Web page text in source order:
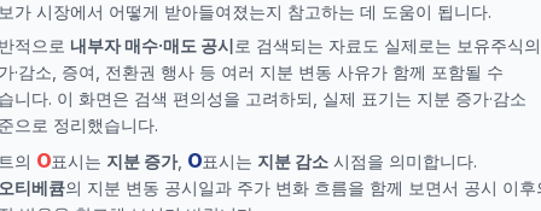
가 시장에서 어떻게 받아들여졌는지 참고하는 데 도움이 됩니다.
적으로 내부자 매수·매도 공시로 검색되는 자료도 실제로는 보유주식의
·감소, 증여, 전환권 행사 등 여러 지분 변동 사유가 함께 포함될 수
니다. 이 화면은 검색 편의성을 고려하되, 실제 표기는 지분 증가·감소
으로 정리했습니다.
의 O표시는 지분 증가, O표시는 지분 감소 시점을 의미합니다.
티베큠의 지분 변동 공시일과 주가 변화 흐름을 함께 보면서 공시 이후